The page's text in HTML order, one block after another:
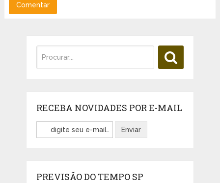
RECEBA NOVIDADES POR E-MAIL
PREVISÃO DO TEMPO SP